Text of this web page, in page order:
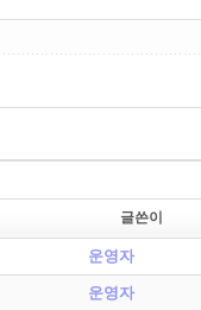
글쓴이
운영자
운영자